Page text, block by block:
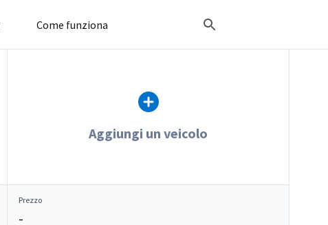
Come funziona
Aggiungi un veicolo
Prezzo
–